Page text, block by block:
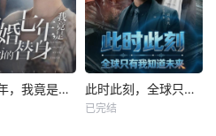
结婚七年，我竟是老公小青梅的替身 此时此刻，全球只有我知道未来
已完结